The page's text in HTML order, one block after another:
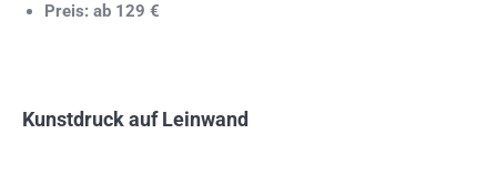
Preis: ab 129 €
Kunstdruck auf Leinwand